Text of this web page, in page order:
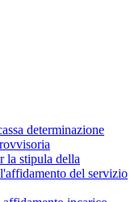
determinazione
la stipula della
del servizio